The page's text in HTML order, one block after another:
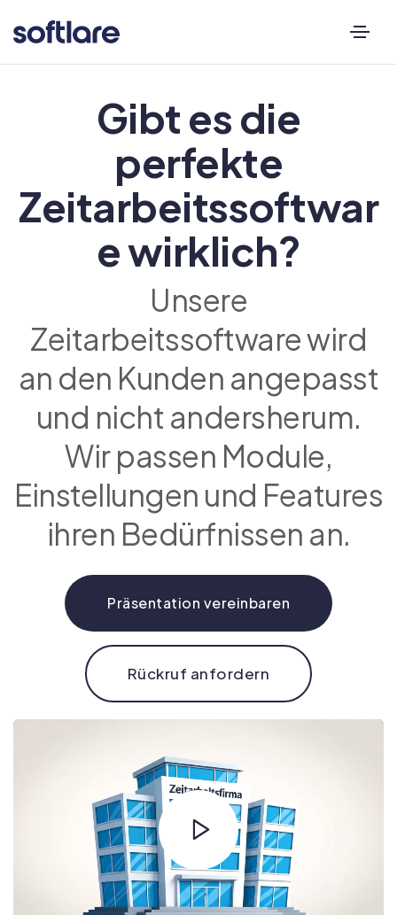
Gibt es die
perfekte
Zeitarbeitssoftwar
e wirklich?
Unsere
Zeitarbeitssoftware wird
an den Kunden angepasst
und nicht andersherum.
Wir passen Module,
Einstellungen und Features
ihren Bedürfnissen an.
Präsentation vereinbaren
Rückruf anfordern